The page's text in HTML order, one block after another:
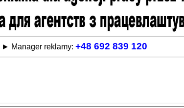
► Manager reklamy: +48 692 839 120